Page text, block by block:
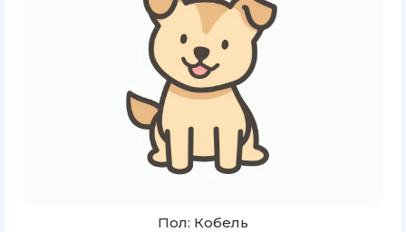
Пол: Кобель